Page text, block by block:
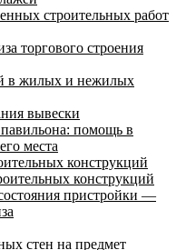
строительных работ
торгового строения
в жилых и нежилых
вывески
помощь в
места
конструкций
конструкций
пристройки —
стен на предмет